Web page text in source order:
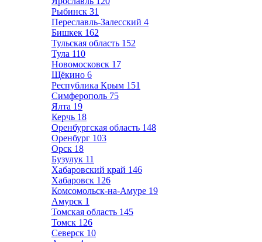
Рыбинск 31
Переславль-Залесский 4
Бишкек 162
Тульская область 152
Тула 110
Новомосковск 17
Щёкино 6
Республика Крым 151
Симферополь 75
Ялта 19
Керчь 18
Оренбургская область 148
Оренбург 103
Орск 18
Бузулук 11
Хабаровский край 146
Хабаровск 126
Комсомольск-на-Амуре 19
Амурск 1
Томская область 145
Томск 126
Северск 10